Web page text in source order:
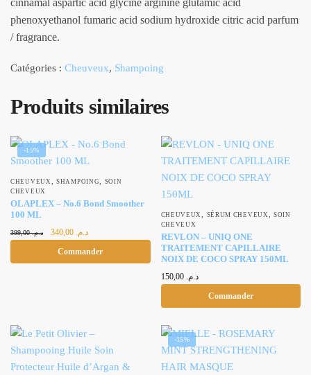
cinnamal aspartic acid glycine arginine glutamic acid
phenoxyethanol fumaric acid sodium hydroxide citric acid parfum
/ fragrance.
Catégories : Cheuveux, Shampoing
Produits similaires
-15%
CHEUVEUX ,SHAMPOING, SOIN
CHEVEUX
OLAPLEX – No.6 Bond Smoother
100 ML
د.م.399,00
Le prix
initial était :
د.م. 399,00.
د.م.
actuel est :
Commander
CHEUVEUX, SÉRUM CHEVEUX ,SOIN
CHEVEUX
REVLON – UNIQ ONE
TRAITEMENT CAPILLAIRE
NOIX DE COCO SPRAY 150ML
د.م. 150,00
Commander
-15%